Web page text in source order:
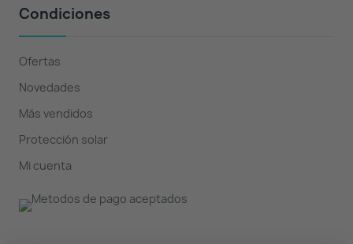
Condiciones
Ofertas
Novedades
Más vendidos
Protección solar
Mi cuenta